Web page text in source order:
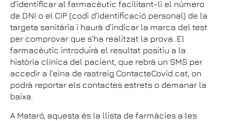
d'identificar al farmacèutic facilitant-li el número
de DNI o el CIP (codi d'identificació personal) de la
targeta sanitària i haurà d'indicar la marca del test
per comprovar que s'ha realitzat la prova. El
farmacèutic introduirà el resultat positiu a la
història clínica del pacient, que rebrà un SMS per
accedir a l'eina de rastreig ContacteCovid.cat, on
podrà reportar els contactes estrets o demanar la
baixa.
A Mataró, aquesta és la llista de farmàcies a les